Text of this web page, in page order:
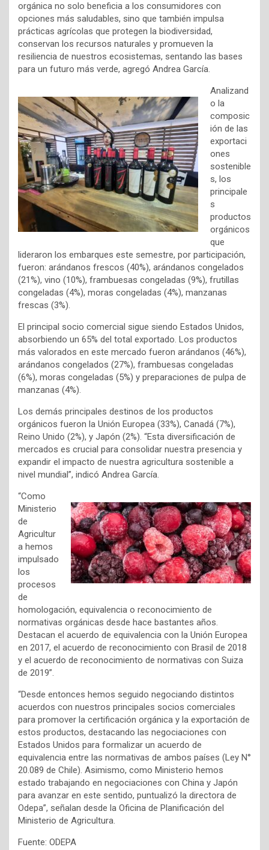
orgánica no solo beneficia a los consumidores con
opciones más saludables, sino que también impulsa
prácticas agrícolas que protegen la biodiversidad,
conservan los recursos naturales y promueven la
resiliencia de nuestros ecosistemas, sentando las bases
para un futuro más verde, agregó Andrea García.
Analizand
o la
composic
ión de las
exportaci
ones
sostenible
s, los
principale
s
productos
orgánicos
que
lideraron los embarques este semestre, por participación,
fueron: arándanos frescos (40%), arándanos congelados
(21%), vino (10%), frambuesas congeladas (9%), frutillas
congeladas (4%), moras congeladas (4%), manzanas
frescas (3%).
El principal socio comercial sigue siendo Estados Unidos,
absorbiendo un 65% del total exportado. Los productos
más valorados en este mercado fueron arándanos (46%),
arándanos congelados (27%), frambuesas congeladas
(6%), moras congeladas (5%) y preparaciones de pulpa de
manzanas (4%).
Los demás principales destinos de los productos
orgánicos fueron la Unión Europea (33%), Canadá (7%),
Reino Unido (2%), y Japón (2%). “Esta diversificación de
mercados es crucial para consolidar nuestra presencia y
expandir el impacto de nuestra agricultura sostenible a
nivel mundial”, indicó Andrea García.
“Como
Ministerio
de
Agricultur
a hemos
impulsado
los
procesos
de
homologación, equivalencia o reconocimiento de
normativas orgánicas desde hace bastantes años.
Destacan el acuerdo de equivalencia con la Unión Europea
en 2017, el acuerdo de reconocimiento con Brasil de 2018
y el acuerdo de reconocimiento de normativas con Suiza
de 2019”.
“Desde entonces hemos seguido negociando distintos
acuerdos con nuestros principales socios comerciales
para promover la certificación orgánica y la exportación de
estos productos, destacando las negociaciones con
Estados Unidos para formalizar un acuerdo de
equivalencia entre las normativas de ambos países (Ley N°
20.089 de Chile). Asimismo, como Ministerio hemos
estado trabajando en negociaciones con China y Japón
para avanzar en este sentido, puntualizó la directora de
Odepa”, señalan desde la Oficina de Planificación del
Ministerio de Agricultura.
Fuente: ODEPA